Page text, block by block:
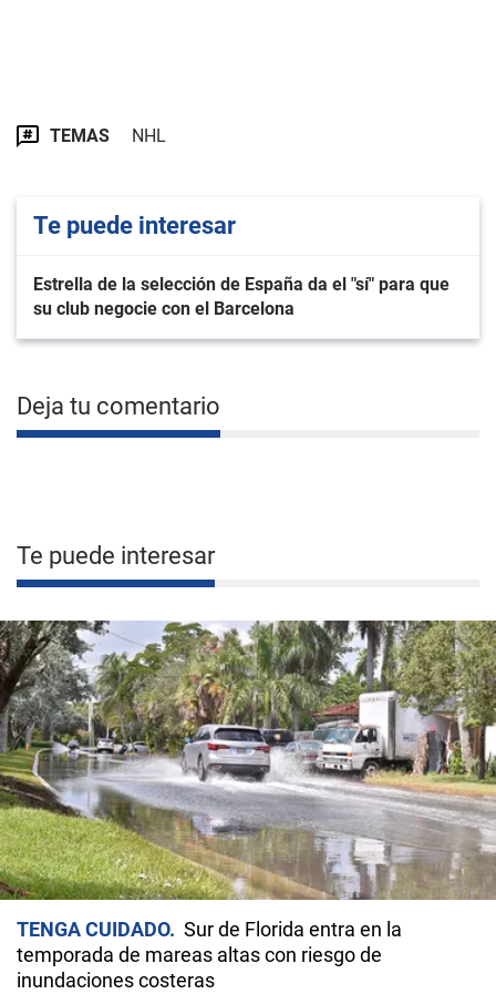
TEMAS NHL
Te puede interesar
Estrella de la selección de España da el "sí" para que
su club negocie con el Barcelona
Deja tu comentario
Te puede interesar
TENGA CUIDADO
Sur de Florida entra en la
temporada de mareas altas con riesgo de
inundaciones costeras